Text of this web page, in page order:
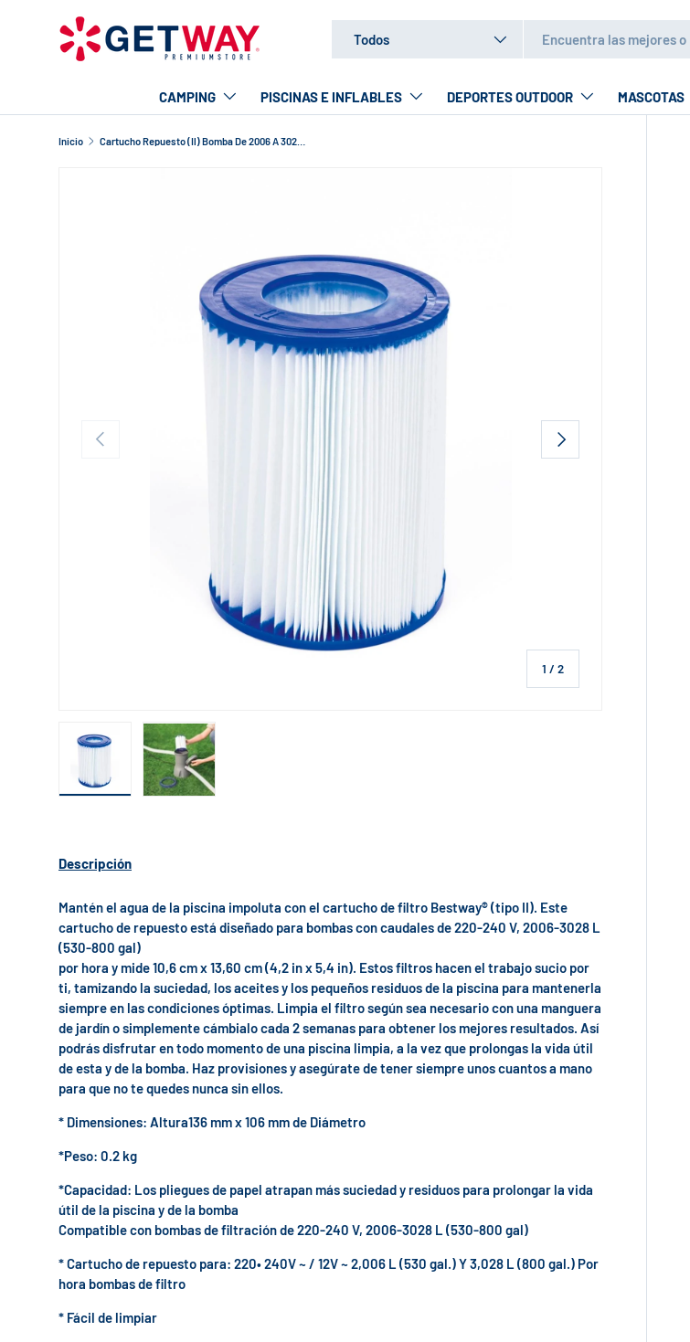
IR AL CONTENIDO Todos
CAMPING PISCINAS E INFLABLES DEPORTES OUTDOOR MASCOTAS
Inicio Cartucho Repuesto (Il) Bomba De 2006 A 3028 Lts. Bestway
ANTERIOR
1 /de
2
SIGUIENTE
Descripción
Mantén el agua de la piscina impoluta con el cartucho de filtro Bestway® (tipo II). Este
cartucho de repuesto está diseñado para bombas con caudales de 220-240 V, 2006-3028 L
(530-800 gal)
por hora y mide 10,6 cm x 13,60 cm (4,2 in x 5,4 in). Estos filtros hacen el trabajo sucio por
ti, tamizando la suciedad, los aceites y los pequeños residuos de la piscina para mantenerla
siempre en las condiciones óptimas. Limpia el filtro según sea necesario con una manguera
de jardín o simplemente cámbialo cada 2 semanas para obtener los mejores resultados. Así
podrás disfrutar en todo momento de una piscina limpia, a la vez que prolongas la vida útil
de esta y de la bomba. Haz provisiones y asegúrate de tener siempre unos cuantos a mano
para que no te quedes nunca sin ellos.
* Dimensiones: Altura136 mm x 106 mm de Diámetro
*Peso: 0.2 kg
*Capacidad: Los pliegues de papel atrapan más suciedad y residuos para prolongar la vida
útil de la piscina y de la bomba
Compatible con bombas de filtración de 220-240 V, 2006-3028 L (530-800 gal)
* Cartucho de repuesto para: 220• 240V ~ / 12V ~ 2,006 L (530 gal.) Y 3,028 L (800 gal.) Por
hora bombas de filtro
* Fácil de limpiar